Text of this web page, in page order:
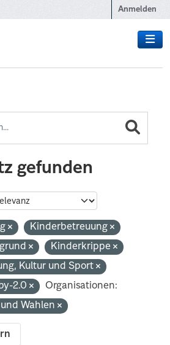
Anmelden
gefunden
Kinderbetreuung
Kinderkrippe
Kultur und Sport
2.0
Organisationen:
Wahlen